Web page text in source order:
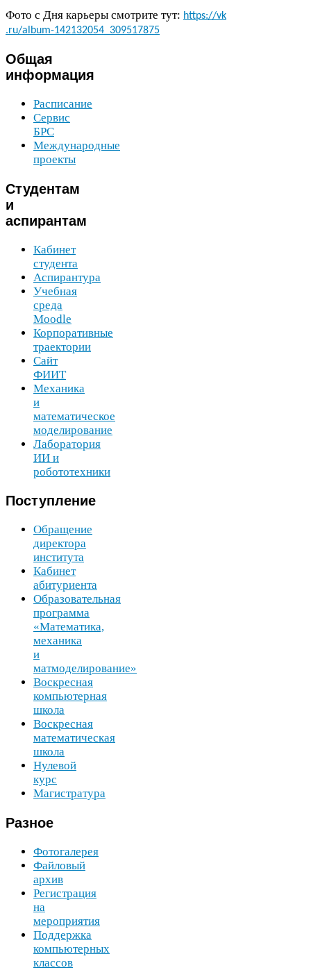
Фото с Дня карьеры смотрите тут: https://​vk​
.ru/​a​l​b​u​m​-​142132054 309517875
Общая
информация
Расписание
Сервис
БРС
Международные
проекты
Студентам
и
аспирантам
Кабинет
студента
Аспирантура
Учебная
среда
Moodle
Корпоративные
траектории
Сайт
ФИИТ
Механика
и
математическое
моделирование
Лаборатория
ИИ и
робототехники
Поступление
Обращение
директора
института
Кабинет
абитуриента
Образовательная
программа
«Математика,
механика
и
матмоделирование»
Воскресная
компьютерная
школа
Воскресная
математическая
школа
Нулевой
курс
Магистратура
Разное
Фотогалерея
Файловый
архив
Регистрация
на
мероприятия
Поддержка
компьютерных
классов